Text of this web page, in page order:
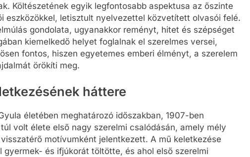
Költészetének egyik legfontosabb aspektusa az őszinte
eszközökkel, letisztult nyelvezettel közvetített olvasói felé.
gondolata, ugyanakkor reményt, hitet és szépséget
kiemelkedő helyet foglalnak el szerelmes versei,
fontos, hiszen egyetemes emberi élményt, a szerelem
örökíti meg.
háttere
életében meghatározó időszakban, 1907-ben
volt élete első nagy szerelmi csalódásán, amely mély
motívumként jelentkezett. A mű keletkezése
gyermek- és ifjúkorát töltötte, és ahol első szerelmi